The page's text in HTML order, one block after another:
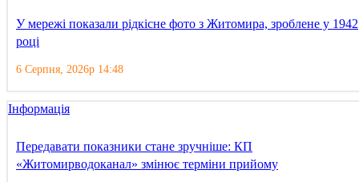
У мережі показали рідкісне фото з Житомира, зроблене у 1942
році
6 Серпня, 2026р 14:48
Інформація
Передавати показники стане зручніше: КП
«Житомирводоканал» змінює терміни прийому